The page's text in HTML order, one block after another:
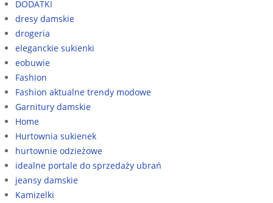
DODATKI
dresy damskie
drogeria
eleganckie sukienki
eobuwie
Fashion
Fashion aktualne trendy modowe
Garnitury damskie
Home
Hurtownia sukienek
hurtownie odzieżowe
idealne portale do sprzedaży ubrań
jeansy damskie
Kamizelki